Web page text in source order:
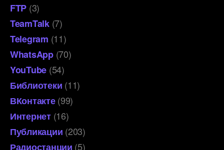
FTP (3)
TeamTalk(7)
Telegram (11)
WhatsApp(70)
YouTube (54)
Библиотеки (11)
ВКонтакте(99)
Интернет(16)
Публикации (203)
Радиостанции (5)